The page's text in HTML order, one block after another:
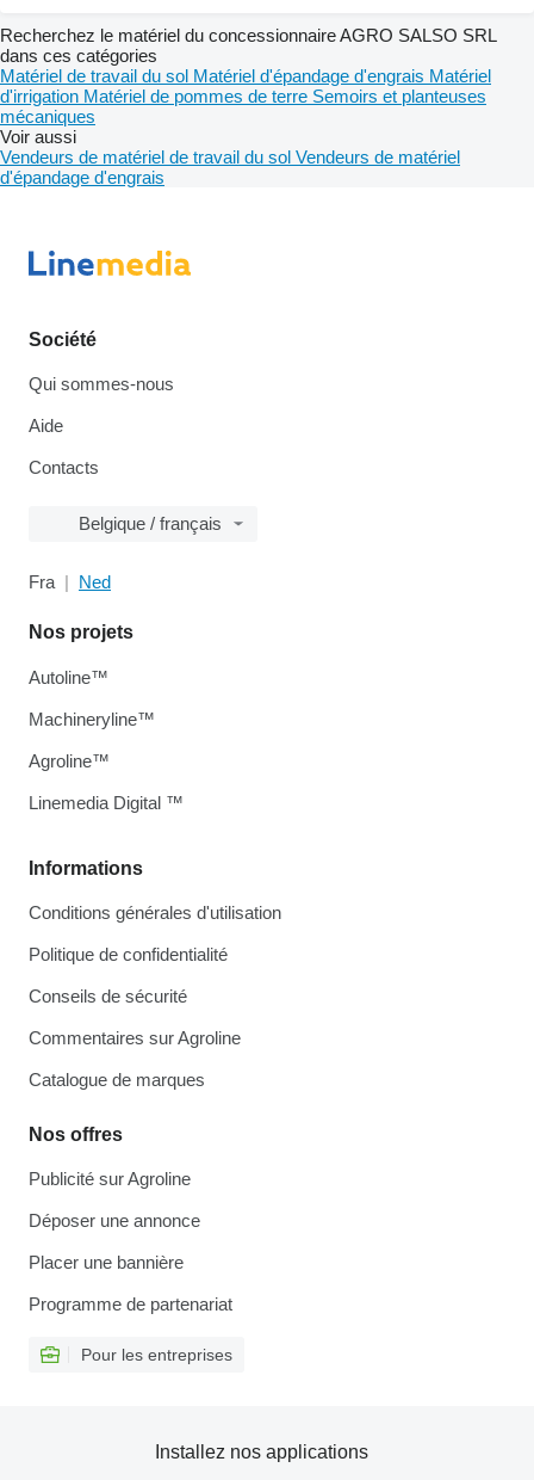
Recherchez le matériel du concessionnaire AGRO SALSO SRL
dans ces catégories
Matériel de travail du sol Matériel d'épandage d'engrais Matériel
d'irrigation Matériel de pommes de terre Semoirs et planteuses
mécaniques
Voir aussi
Vendeurs de matériel de travail du sol Vendeurs de matériel
d'épandage d'engrais
Société
Qui sommes-nous
Aide
Contacts
Belgique / français
Fra Ned
Informations
Conditions générales d'utilisation
Politique de confidentialité
Conseils de sécurité
Commentaires sur Agroline
Catalogue de marques
Nos offres
Publicité sur Agroline
Déposer une annonce
Placer une bannière
Programme de partenariat
Pour les entreprises
Nos projets
Autoline™
Machineryline™
Agroline™
Linemedia Digital ™
Installez nos applications